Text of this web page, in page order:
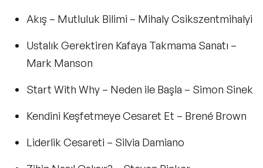
Akış – Mutluluk Bilimi – Mihaly Csikszentmihalyi
Ustalık Gerektiren Kafaya Takmama Sanatı –
Mark Manson
Start With Why – Neden ile Başla – Simon Sinek
Kendini Keşfetmeye Cesaret Et – Brené Brown
Liderlik Cesareti – Silvia Damiano